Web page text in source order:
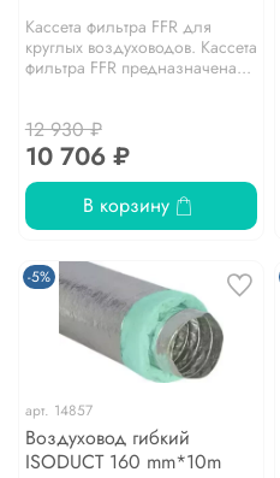
Кассета фильтра FFR для
круглых воздуховодов. Кассета
фильтра FFR предназначена...
12 930 ₽
10 706 ₽
В корзину
-5%
арт. 14857
Воздуховод гибкий
ISODUCT 160 mm*10m